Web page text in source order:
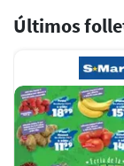
Últimos